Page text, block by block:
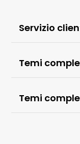
Servizio
Temi
Temi